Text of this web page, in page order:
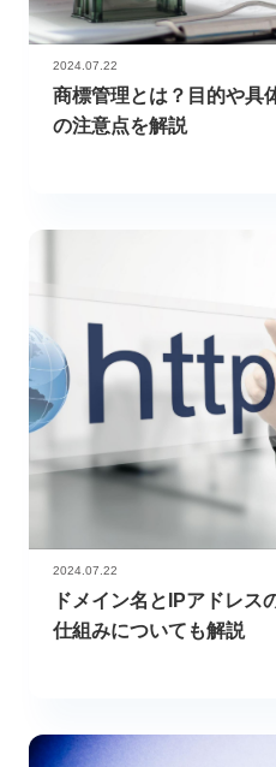
2024.07.22
商標管理とは？目的や具
の注意点を解説
2024.07.22
ドメイン名とIPアドレス
仕組みについても解説